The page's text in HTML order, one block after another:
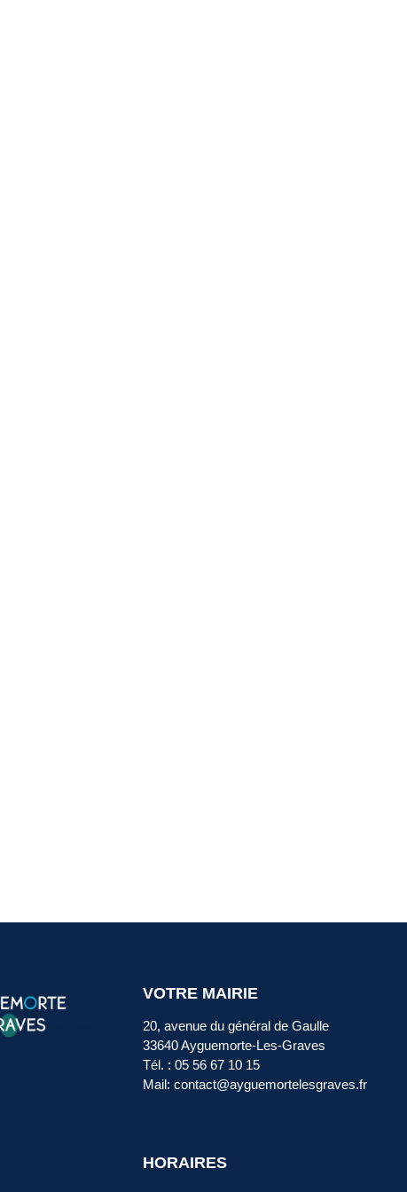
VOTRE MAIRIE
20, avenue du général de Gaulle
33640 Ayguemorte-Les-Graves
Tél. : 05 56 67 10 15
Mail: contact@ayguemortelesgraves.fr
HORAIRES